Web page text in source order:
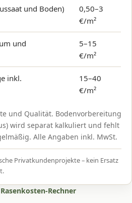
und Boden)
0,50–3
€/m²
und
5–15
€/m²
inkl.
15–40
€/m²
und Qualität. Bodenvorbereitung
wird separat kalkuliert und fehlt
Alle Angaben inkl. MwSt.
Privatkundenprojekte – kein Ersatz
Rechner